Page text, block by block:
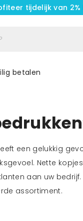
tijdelijk van 2%
betalen
een gelukkig
Nette
aan uw
assortiment.